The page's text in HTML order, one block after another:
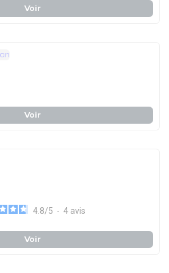
Voir
Voir
4.8/5 - 4 avis
Voir